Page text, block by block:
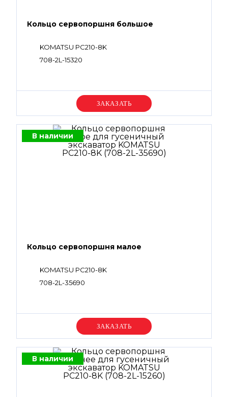
Кольцо сервопоршня большое
KOMATSU PC210-8K
708-2L-15320
Уточняйте цену
В наличии
Кольцо сервопоршня малое
KOMATSU PC210-8K
708-2L-35690
Уточняйте цену
В наличии